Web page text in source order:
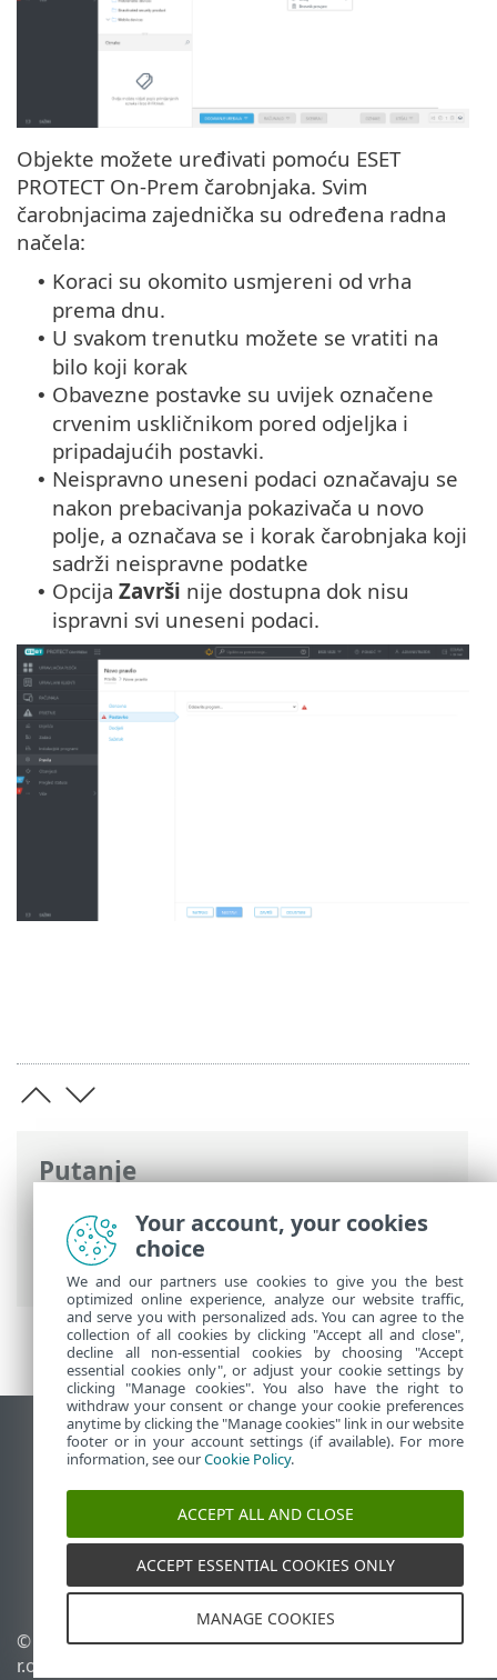
Putanje
ESET-ova online pomoć> ESET PROTECT
On-Prem
>Započni
> ESET PROTECT Web-
konzola
Objekte možete uređivati pomoću ESET
PROTECT On-Prem čarobnjaka. Svim
čarobnjacima zajednička su određena radna
načela:
• Koraci su okomito usmjereni od vrha
prema dnu.
• U svakom trenutku možete se vratiti na
bilo koji korak
• Obavezne postavke su uvijek označene
crvenim uskličnikom pored odjeljka i
pripadajućih postavki.
• Neispravno uneseni podaci označavaju se
nakon prebacivanja pokazivača u novo
polje, a označava se i korak čarobnjaka koji
sadrži neispravne podatke
• Opcija Završi nije dostupna dok nisu
ispravni svi uneseni podaci.
Prikaži stranicu za radnu površinu
End of Life
ESET-ova baza znanja
ESET Status Portal
Regionalna podrška
© 1992 - 2026 ESET, spol. s
r.o. – Sva prava pridržana.
Upravljanje kolačićima
Your account, your cookies
choice
We and our partners use cookies to give you the best
optimized online experience, analyze our website traffic,
and serve you with personalized ads. You can agree to the
collection of all cookies by clicking "Accept all and close",
decline all non-essential cookies by choosing "Accept
essential cookies only", or adjust your cookie settings by
clicking "Manage cookies". You also have the right to
withdraw your consent or change your cookie preferences
anytime by clicking the "Manage cookies" link in our website
footer or in your account settings (if available). For more
information, see ourCookie Policy.
ACCEPT ALL AND CLOSE
ACCEPT ESSENTIAL COOKIES ONLY
MANAGE COOKIES